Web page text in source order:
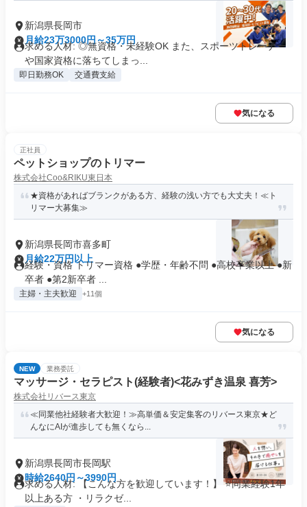
新潟県長岡市
月給23万3000円～35万円
求める人材: ◎無資格・未経験OK また、スポーツトレーナー
や国家資格に落ちてしまっ...
即日勤務OK 交通費支給
気になる
正社員
ペットショップのトリマー
株式会社Coo&RIKU東日本
★資格があればブランクがある方、経験の浅い方でも大丈夫！≪ト
リマー大募集≫
新潟県長岡市喜多町
月給22万円以上
経験・資格 トリマー資格 ●学歴・年齢不問 ●高校卒業以上 ●新
卒者 ●第2新卒者 ...
主婦・主夫歓迎 +11個
気になる
NEW 業務委託
マッサージ・セラピスト(経験者)<花みずき温泉 喜芳>
株式会社リバース東京
≪同業他社経験者大歓迎！≫高単価＆安定集客のリバース東京★ど
んなにAIが進歩しても無くなら...
新潟県長岡市長岡駅
時給2640円～3990円
求める人材: 【こんな方を歓迎しています！】 ⭐️同業経験1年
以上ある方 ・リラクゼ...